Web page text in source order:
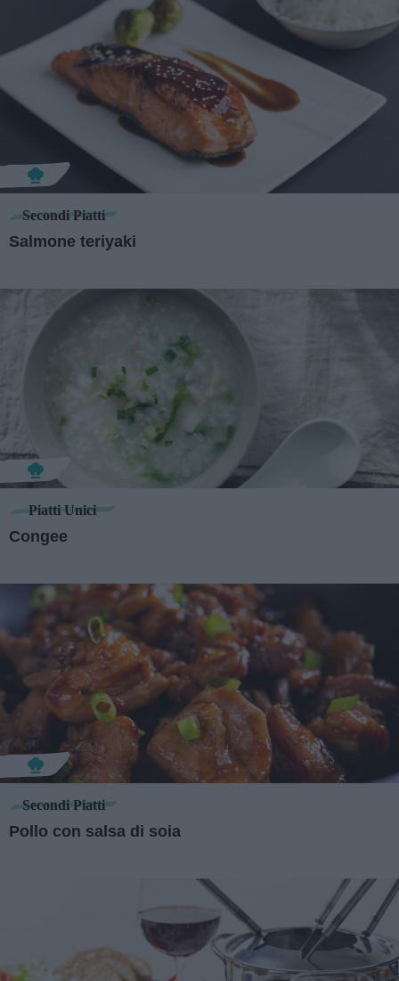
Secondi Piatti
Salmone teriyaki
Piatti Unici
Congee
Secondi Piatti
Pollo con salsa di soia